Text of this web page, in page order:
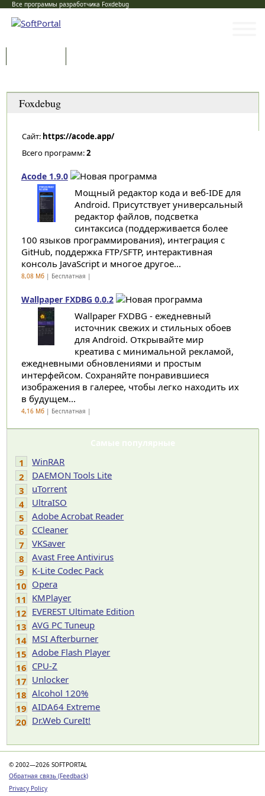
Все программы разработчика Foxdebug
Foxdebug
Сайт: https://acode.app/
Всего программ:2
Acode 1.9.0
Мощный редактор кода и веб-IDE для
Android. Присутствует универсальный
редактор файлов, подсветка
синтаксиса (поддерживается более
100 языков программирования), интеграция с
GitHub, поддержка FTP/SFTP, интерактивная
консоль JavaScript и многое другое...
8,08 Мб| Бесплатная |
Wallpaper FXDBG 0.0.2
Wallpaper FXDBG - ежедневный
источник свежих и стильных обоев
для Android. Открывайте мир
креатива с минимальной рекламой,
ежедневными обновлениями и простым
интерфейсом. Сохраняйте понравившиеся
изображения в галерее, чтобы легко находить их
в будущем...
4,16 Мб| Бесплатная |
Самые популярные
1
WinRAR
2
DAEMON Tools Lite
3
uTorrent
4
UltraISO
5
Adobe Acrobat Reader
6
CCleaner
7
VKSaver
8
Avast Free Antivirus
9
K-Lite Codec Pack
10 Opera
11 KMPlayer
12 EVEREST Ultimate Edition
13 AVG PC Tuneup
14 MSI Afterburner
15 Adobe Flash Player
16 CPU-Z
17 Unlocker
18 Alcohol 120%
19 AIDA64 Extreme
20 Dr.Web CureIt!
© 2002—2026 SOFTPORTAL
Обратная связь (Feedback)
Privacy Policy